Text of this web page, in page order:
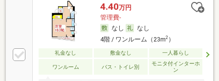
4.40万円
管理費-
なし
なし
4階 / ワンルーム（23m2）
礼金なし 敷金なし 一人暮らし
ワンルーム バス・トイレ別
モニタ付インターホ
ン